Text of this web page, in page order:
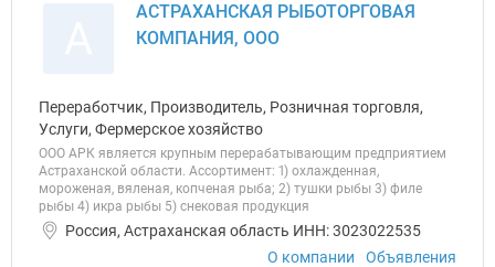
АСТРАХАНСКАЯ РЫБОТОРГОВАЯ
КОМПАНИЯ, ООО
Переработчик, Производитель, Розничная торговля,
Услуги, Фермерское хозяйство
ООО АРК является крупным перерабатывающим предприятием
Астраханской области. Ассортимент: 1) охлажденная,
мороженая, вяленая, копченая рыба; 2) тушки рыбы 3) филе
рыбы 4) икра рыбы 5) снековая продукция
Россия, Астраханская область ИНН: 3023022535
О компании
Объявления